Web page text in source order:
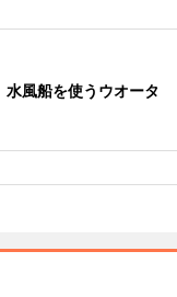
風船を使うウオータ